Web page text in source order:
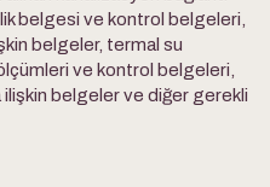
belgesi ve kontrol belgeleri,
belgeler, termal su
ve kontrol belgeleri,
ilişkin belgeler ve diğer gerekli